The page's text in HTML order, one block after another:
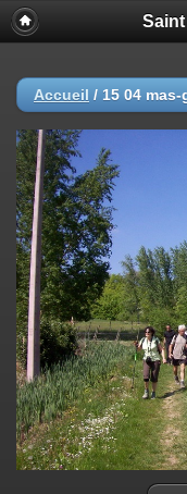
Accueil / 15 04